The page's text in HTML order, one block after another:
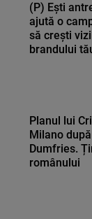
(P) Ești
ajută o
să crești
brandului
Planul lui
Milano
Dumfries.
românului